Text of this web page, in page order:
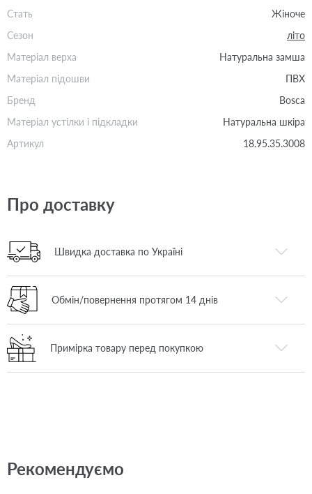
Стать
Жіноче
Сезон
літо
Матеріал верха
Натуральна замша
Матеріал підошви
ПВХ
Бренд
Bosca
Матеріал устілки і підкладки
Натуральна шкіра
Артикул
18.95.35.3008
Про доставку
Швидка доставка по Україні
Обмін/повернення протягом 14 днів
Примірка товару перед покупкою
Рекомендуємо